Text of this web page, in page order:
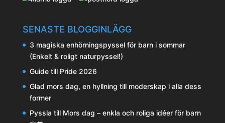
SENASTE BLOGGINLÄGG
3 magiska enhörningspyssel för barn i sommar
(Enkelt & roligt naturpyssel!)
Guide till Pride 2026
Glad mors dag, en hyllning till moderskap i alla dess
former
Pyssla till Mors dag – enkla och roliga idéer för barn